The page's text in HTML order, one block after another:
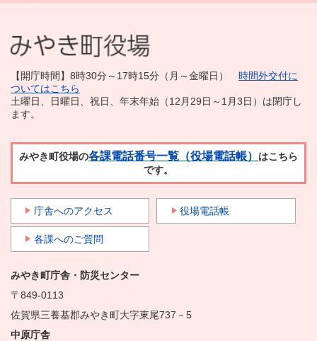
【開庁時間】8時30分～17時15分（月～金曜日） 時間外交付に
ついてはこちら
土曜日、日曜日、祝日、年末年始（12月29日～1月3日）は閉庁し
ます。
みやき町役場の各課電話番号一覧（役場電話帳） はこちら
です。
庁舎へのアクセス 役場電話帳
各課へのご質問
みやき町庁舎・防災センター
〒849-0113
佐賀県三養基郡みやき町大字東尾737－5
中原庁舎